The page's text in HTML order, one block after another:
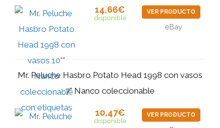
14,66€
disponible
VER PRODUCTO
eBay
Mr. Peluche Hasbro Potato Head 1998 con vasos
7” Nanco coleccionable
10,47€
disponible
VER PRODUCTO